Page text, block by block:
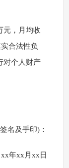
元，月均收
合法性负
对个人财产
及手印)：
xx月xx日